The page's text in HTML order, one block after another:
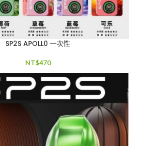
SP2S APOLL0 一次性
NT$470